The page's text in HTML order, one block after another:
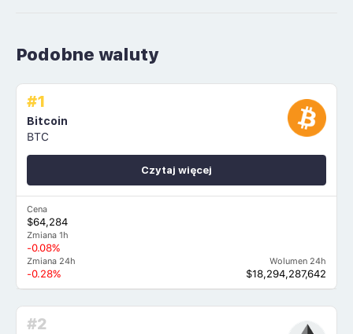
Podobne waluty
#1
Bitcoin
BTC
Cena
$64,284
Zmiana 1h
-0.08%
Zmiana 24h
-0.28%
Wolumen 24h
$18,294,287,642
Czytaj więcej
#2